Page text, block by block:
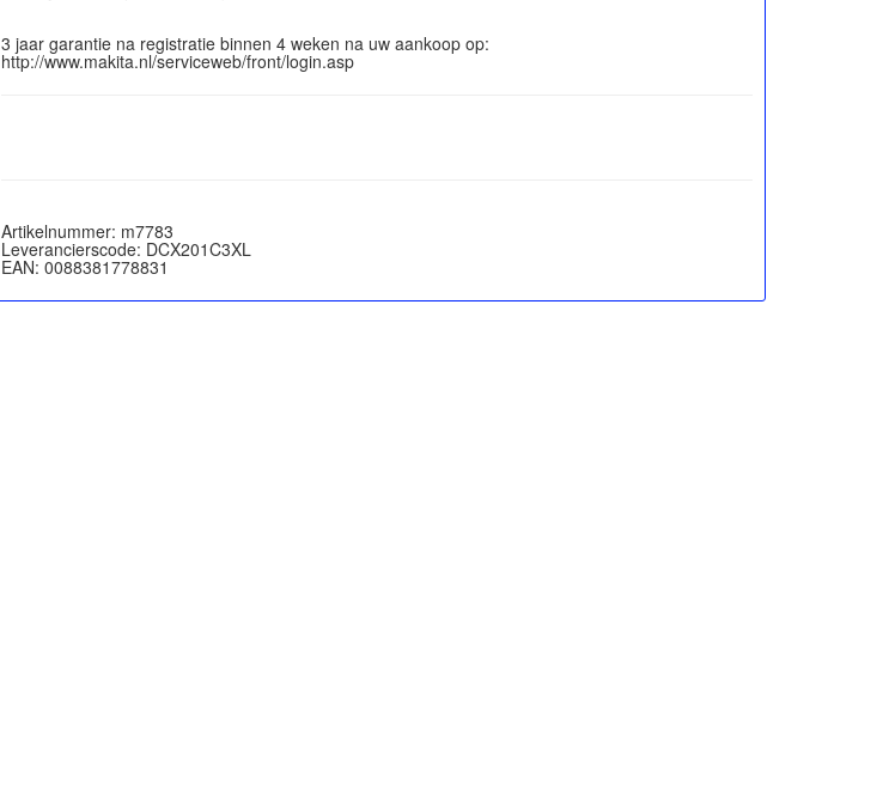
3 jaar garantie na registratie binnen 4 weken na uw aankoop op:
http://www.makita.nl/serviceweb/front/login.asp
Artikelnummer: m7783
Leverancierscode: DCX201C3XL